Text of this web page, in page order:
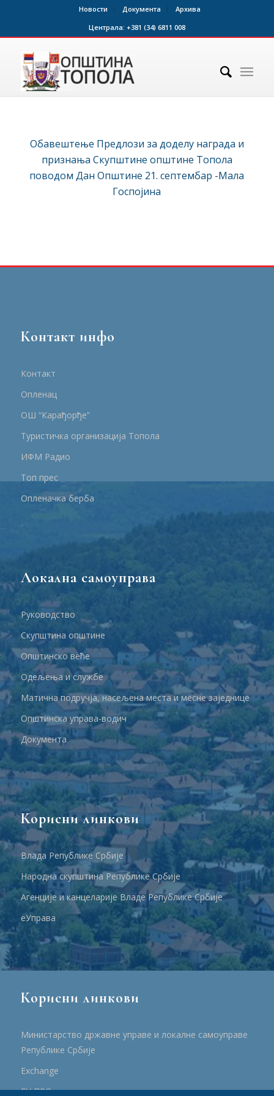
Новости Документа
Архива
Централа: +381 (34) 6811 008
Обавештење Предлози за доделу награда и
признања Скупштине општине Топола
поводом Дан Општине 21. септембар -Мала
Госпојина
Контакт инфо
Контакт
Опленац
ОШ “Карађорђе”
Туристичка организација Топола
ИФМ Радио
Топ прес
Опленачка берба
Локална самоуправа
Руководство
Скупштина општине
Општинско веће
Одељења и службе
Матична подручја, насељена места и месне заједнице
Општинска управа-водич
Документа
Корисни линкови
Влада Републике Србије
Народна скупштина Републике Србије
Агенције и канцеларије Владе Републике Србије
еУправа
Корисни линкови
Министарство државне управе и локалне самоуправе
Републике Србије
Еxchange
ЕУ ПРО